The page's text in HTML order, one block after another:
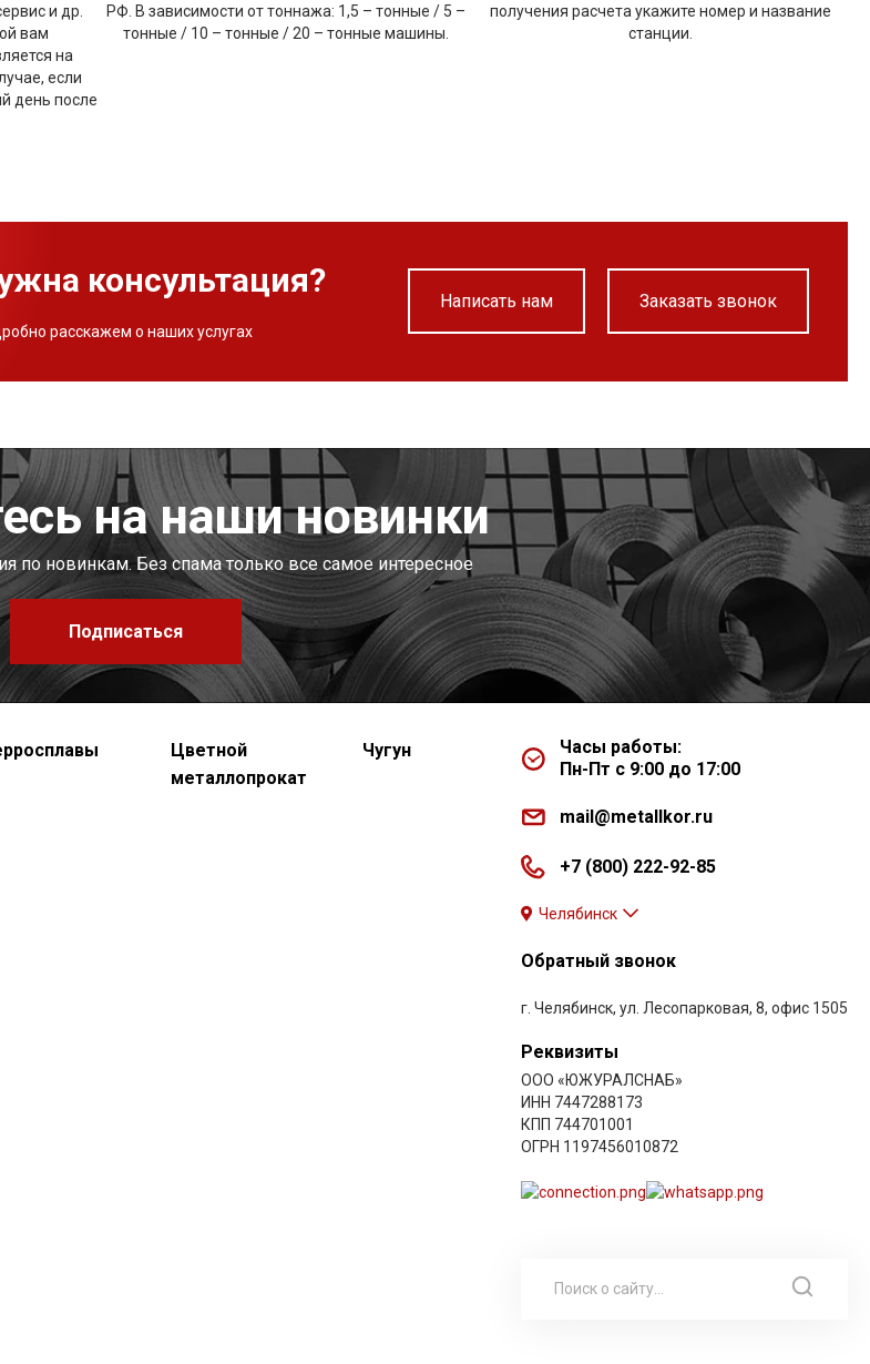
и др.
вам
на
если
день после
РФ. В зависимости от тоннажа: 1,5 – тонные / 5 –
тонные / 10 – тонные / 20 – тонные машины.
получения расчета укажите номер и название
станции.
консультация?
расскажем о наших услугах
Написать нам Заказать звонок
на наши новинки
по новинкам. Без спама только все самое интересное
Подписаться
Цветной
металлопрокат
Чугун
Часы работы:
Пн-Пт с 9:00 до 17:00
mail@metallkor.ru
+7 (800) 222-92-85
Челябинск
Обратный звонок
г. Челябинск, ул. Лесопарковая, 8, офис 1505
Реквизиты
ООО «ЮЖУРАЛСНАБ»
ИНН 7447288173
КПП 744701001
ОГРН 1197456010872